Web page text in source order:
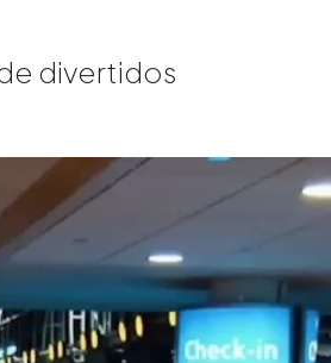
divertidos